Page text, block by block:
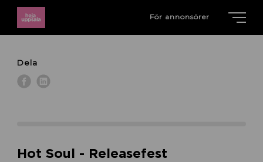
För annonsörer
Dela
Hot Soul - Releasefest